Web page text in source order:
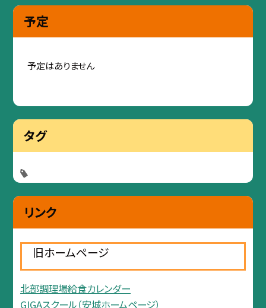
予定
予定はありません
タグ
リンク
旧ホームページ
北部調理場給食カレンダー
GIGAスクール（安城ホームページ）